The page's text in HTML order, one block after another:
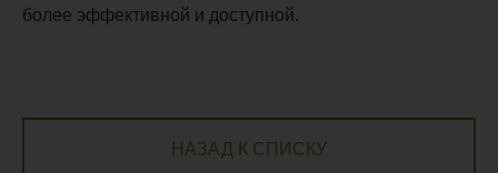
более эффективной и доступной.
НАЗАД К СПИСКУ